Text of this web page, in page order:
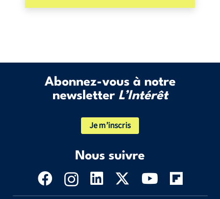
Abonnez-vous à notre
newsletter L’Intérêt
Je m’inscris
Nous suivre